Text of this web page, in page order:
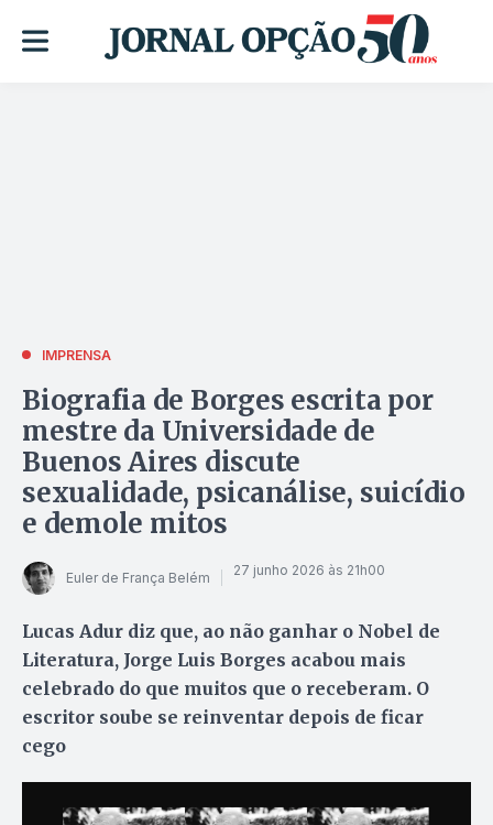
IMPRENSA
Biografia de Borges escrita por
mestre da Universidade de
Buenos Aires discute
sexualidade, psicanálise, suicídio
e demole mitos
Euler de França Belém 27 junho 2026 às 21h00
Lucas Adur diz que, ao não ganhar o Nobel de
Literatura, Jorge Luis Borges acabou mais
celebrado do que muitos que o receberam. O
escritor soube se reinventar depois de ficar
cego